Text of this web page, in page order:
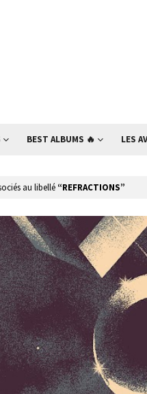
BEST ALBUMS 🔥 LES
au libellé REFRACTIONS